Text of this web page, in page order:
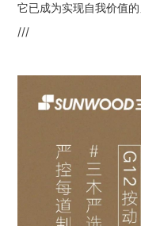
它已成为实现自我价值
///